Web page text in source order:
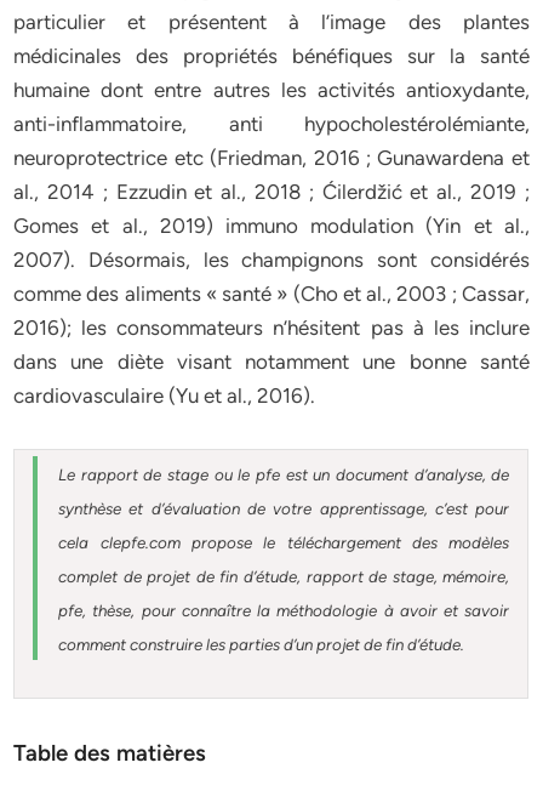
particulier et présentent à l’image des plantes
médicinales des propriétés bénéfiques sur la santé
humaine dont entre autres les activités antioxydante,
anti-inflammatoire, anti hypocholestérolémiante,
neuroprotectrice etc (Friedman, 2016 ; Gunawardena et
al., 2014 ; Ezzudin et al., 2018 ; Ćilerdžić et al., 2019 ;
Gomes et al., 2019) immuno modulation (Yin et al.,
2007). Désormais, les champignons sont considérés
comme des aliments « santé » (Cho et al., 2003 ; Cassar,
2016); les consommateurs n’hésitent pas à les inclure
dans une diète visant notamment une bonne santé
cardiovasculaire (Yu et al., 2016).
Le rapport de stage ou le pfe est un document d’analyse, de
synthèse et d’évaluation de votre apprentissage, c’est pour
cela clepfe.com propose le téléchargement des modèles
complet de projet de fin d’étude, rapport de stage, mémoire,
pfe, thèse, pour connaître la méthodologie à avoir et savoir
comment construire les parties d’un projet de fin d’étude.
Table des matières